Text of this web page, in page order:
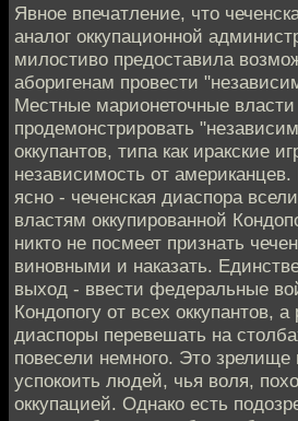
Явное впечатление, что
аналог оккупационной
милостиво предоставила
аборигенам провести
Местные марионеточные власти
продемонстрировать
оккупантов, типа как иракские
независимость от
ясно - чеченская диаспора
властям оккупированной
никто не посмеет признать
виновными и наказать.
выход - ввести федеральные
Кондопогу от всех оккупантов, а
диаспоры перевешать на
повесели немного. Это
успокоить людей, чья воля,
оккупацией. Однако есть